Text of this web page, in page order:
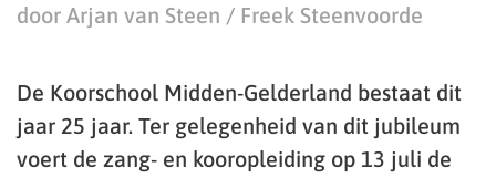
door Arjan van Steen / Freek Steenvoorde
De Koorschool Midden-Gelderland bestaat dit
jaar 25 jaar. Ter gelegenheid van dit jubileum
voert de zang- en kooropleiding op 13 juli de